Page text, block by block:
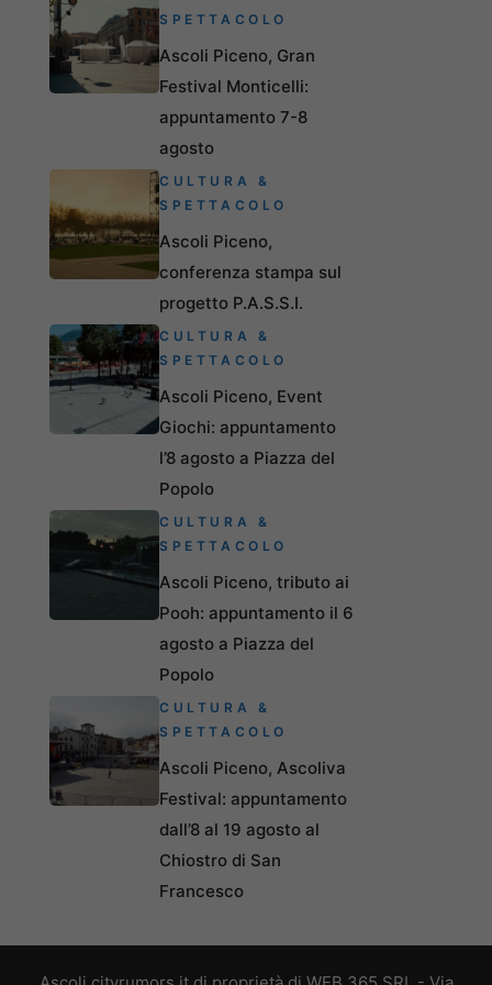
SPETTACOLO
Ascoli Piceno, Gran
Festival Monticelli:
appuntamento 7-8
agosto
CULTURA &
SPETTACOLO
Ascoli Piceno,
conferenza stampa sul
progetto P.A.S.S.I.
CULTURA &
SPETTACOLO
Ascoli Piceno, Event
Giochi: appuntamento
l’8 agosto a Piazza del
Popolo
CULTURA &
SPETTACOLO
Ascoli Piceno, tributo ai
Pooh: appuntamento il 6
agosto a Piazza del
Popolo
CULTURA &
SPETTACOLO
Ascoli Piceno, Ascoliva
Festival: appuntamento
dall’8 al 19 agosto al
Chiostro di San
Francesco